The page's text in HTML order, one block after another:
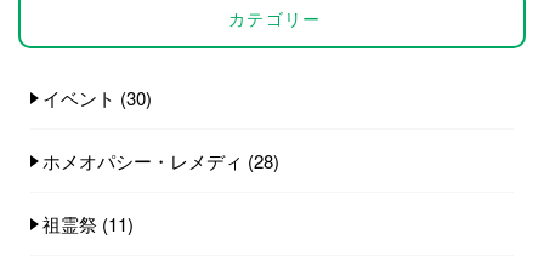
カテゴリー
イベント (30)
ホメオパシー・レメディ (28)
祖霊祭 (11)